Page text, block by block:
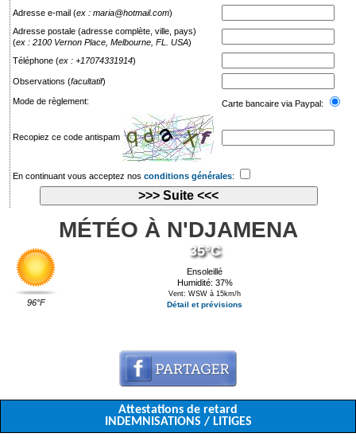
Adresse e-mail (ex : maria@hotmail.com)
Adresse postale (adresse complète, ville, pays)
(ex : 2100 Vernon Place, Melbourne, FL. USA)
Téléphone (ex : +17074331914)
Observations (facultatif)
Mode de règlement: Carte bancaire via Paypal:
Recopiez ce code antispam
En continuant vous acceptez nos conditions générales:
MÉTÉO À N'DJAMENA
96°F
35°C
Ensoleillé
Humidité: 37%
Vent: WSW à 15km/h
Détail et prévisions
Attestations de retard
INDEMNISATIONS / LITIGES